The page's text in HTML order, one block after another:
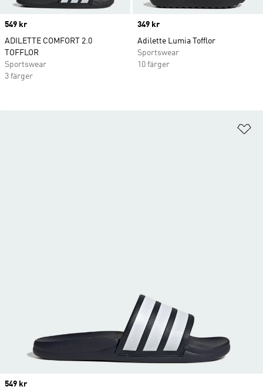
Price
549 kr
ADILETTE COMFORT 2.0
TOFFLOR
Sportswear
3 färger
Price
349 kr
Adilette Lumia Tofflor
Sportswear
10 färger
Price
549 kr